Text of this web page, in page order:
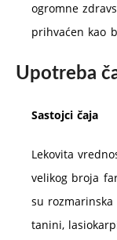
ogromne
prihvaćen kao
Upotreba
Sastojci čaja
Lekovita
velikog broja
su
tanini,